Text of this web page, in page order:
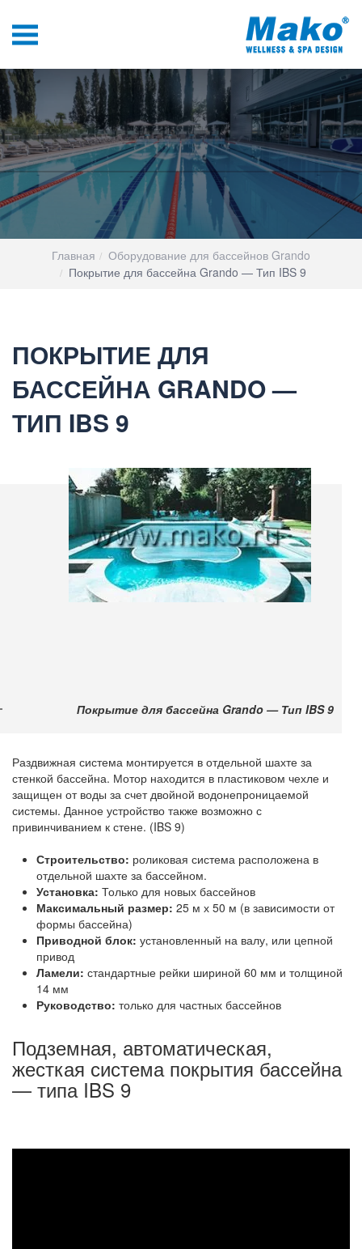
Главная
Оборудование для бассейнов Grando
Покрытие для бассейна Grando — Тип IBS 9
ПОКРЫТИЕ ДЛЯ
БАССЕЙНА GRANDO —
ТИП IBS 9
Покрытие для бассейна Grando — Тип IBS 9
Раздвижная система монтируется в отдельной шахте за
стенкой бассейна. Мотор находится в пластиковом чехле и
защищен от воды за счет двойной водонепроницаемой
системы. Данное устройство также возможно с
привинчиванием к стене. (IBS 9)
Строительство: роликовая система расположена в
отдельной шахте за бассейном.
Установка: Только для новых бассейнов
Максимальный размер: 25 м х 50 м (в зависимости от
формы бассейна)
Приводной блок: установленный на валу, или цепной
привод
Ламели: стандартные рейки шириной 60 мм и толщиной
14 мм
Руководство: только для частных бассейнов
Подземная, автоматическая,
жесткая система покрытия бассейна
— типа IBS 9